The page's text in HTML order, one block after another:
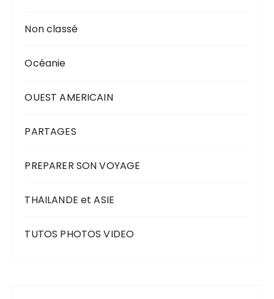
Non classé
Océanie
OUEST AMERICAIN
PARTAGES
PREPARER SON VOYAGE
THAILANDE et ASIE
TUTOS PHOTOS VIDEO